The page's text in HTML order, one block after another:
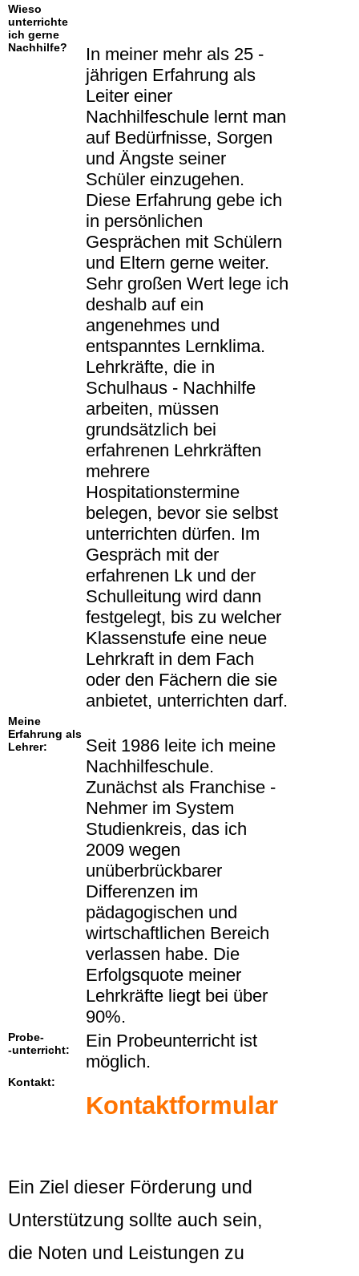
Wieso
unterrichte
ich gerne
Nachhilfe?
In meiner mehr als 25 -
jährigen Erfahrung als
Leiter einer
Nachhilfeschule lernt man
auf Bedürfnisse, Sorgen
und Ängste seiner
Schüler einzugehen.
Diese Erfahrung gebe ich
in persönlichen
Gesprächen mit Schülern
und Eltern gerne weiter.
Sehr großen Wert lege ich
deshalb auf ein
angenehmes und
entspanntes Lernklima.
Lehrkräfte, die in
Schulhaus - Nachhilfe
arbeiten, müssen
grundsätzlich bei
erfahrenen Lehrkräften
mehrere
Hospitationstermine
belegen, bevor sie selbst
unterrichten dürfen. Im
Gespräch mit der
erfahrenen Lk und der
Schulleitung wird dann
festgelegt, bis zu welcher
Klassenstufe eine neue
Lehrkraft in dem Fach
oder den Fächern die sie
anbietet, unterrichten darf.
Meine
Erfahrung als
Lehrer:
Seit 1986 leite ich meine
Nachhilfeschule.
Zunächst als Franchise -
Nehmer im System
Studienkreis, das ich
2009 wegen
unüberbrückbarer
Differenzen im
pädagogischen und
wirtschaftlichen Bereich
verlassen habe. Die
Erfolgsquote meiner
Lehrkräfte liegt bei über
90%.
Probe-
-unterricht:
Ein Probeunterricht ist
möglich.
Kontakt:
Kontaktformular
Ein Ziel dieser Förderung und
Unterstützung sollte auch sein,
die Noten und Leistungen zu